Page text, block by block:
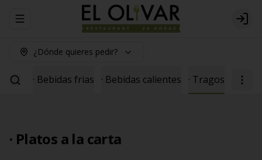
Abrir menu de navegación Login
¿Dónde quieres pedir?
· Bebidas frias · Bebidas calientes · Tragos
· Platos a la carta